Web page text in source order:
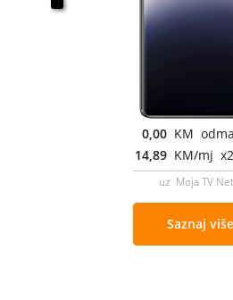
0,00 KM
14,89 KM/mj
uz Moja TV
Saznaj više